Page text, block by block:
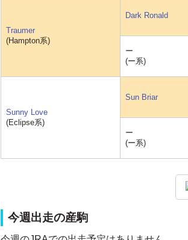
Traumer
(Hampton系)
Dark Ronald
ー
(ー系)
Sunny Love
(Eclipse系)
Sun Briar
ー
(ー系)
今週出走の産駒